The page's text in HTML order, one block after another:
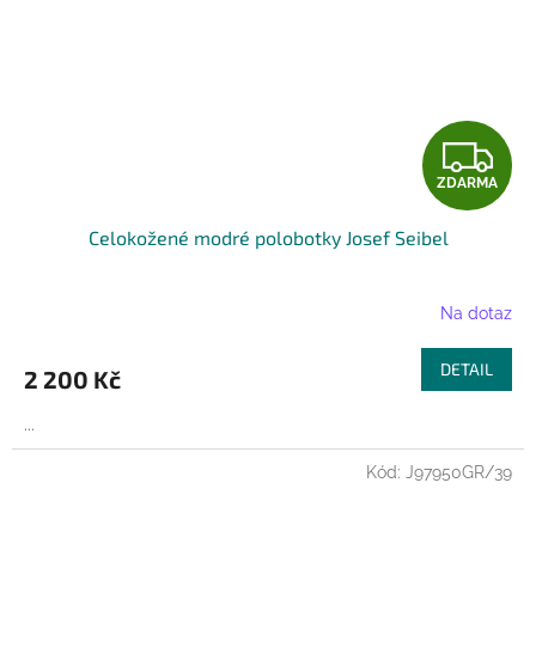
Z
D
R
M
A
ZDARMA
Celokožené modré polobotky Josef Seibel
Na dotaz
2 200 Kč DETAIL
...
Kód: J97950GR/39